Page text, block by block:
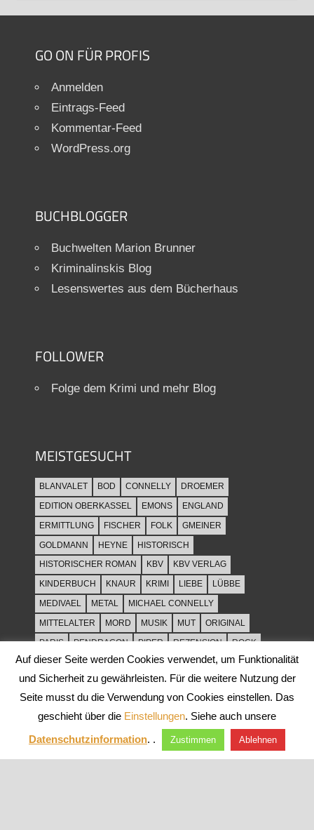
GO ON FÜR PROFIS
Anmelden
Eintrags-Feed
Kommentar-Feed
WordPress.org
BUCHBLOGGER
Buchwelten Marion Brunner
Kriminalinskis Blog
Lesenswertes aus dem Bücherhaus
FOLLOWER
Folge dem Krimi und mehr Blog
MEISTGESUCHT
BLANVALET BOD CONNELLY
DROEMER
EDITION OBERKASSEL
EMONS
ENGLAND
ERMITTLUNG
FISCHER FOLK
GMEINER
GOLDMANN
HEYNE
HISTORISCH
HISTORISCHER ROMAN
KBV
KBV VERLAG
KINDERBUCH
KNAUR KRIMI LIEBE
LÜBBE
MEDIVAEL
METAL
MICHAEL CONNELLY
MITTELALTER
MORD MUSIK MUT
ORIGINAL
PARIS
PENDRAGON PIPER REZENSION
ROCK
ROCKMUSIK
ROMAN ROWOHLT
SACHBUCH
SPANNUNG
SYLT THRILLER TOD
ULLSTEIN
WEIHNACHT
Auf dieser Seite werden Cookies verwendet, um Funktionalität
und Sicherheit zu gewährleisten. Für die weitere Nutzung der
Seite musst du die Verwendung von Cookies einstellen. Das
geschieht über die Einstellungen. Siehe auch unsere
Datenschutzinformation. . Zustimmen Ablehnen